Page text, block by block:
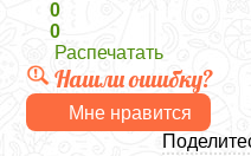
0
0
Распечатать
Нашли ошибку?
Мне нравится